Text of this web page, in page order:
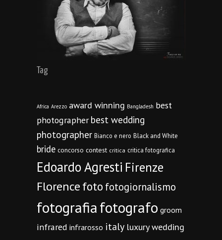
Tag
Africa Arezzo award winning Bangladesh best
photographer best wedding
photographer Bianco e nero Black and White
bride concorso contest critica critica fotografica
Edoardo Agresti Firenze
Florencefoto fotogiornalismo
fotografiafotografo groom
infrared infrarosso italy luxury wedding